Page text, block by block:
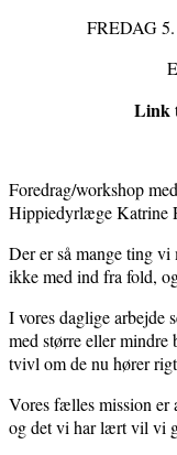
FREDAG 5.
Link
Foredrag/workshop
Hippiedyrlæge Katrine
Der er så mange ting
ikke med ind fra fold,
I vores daglige arbejde
med større eller mindre
tvivl om de nu hører
Vores fælles mission er
og det vi har lært vil vi